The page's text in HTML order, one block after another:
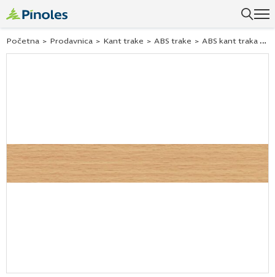
Početna > Prodavnica > Kant trake > ABS trake > ABS kant traka tamna bukva 211381 42×2